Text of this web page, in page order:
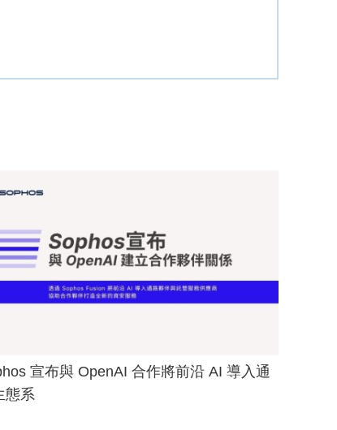
宣布與 OpenAI 合作將前沿 AI 導入通
態系